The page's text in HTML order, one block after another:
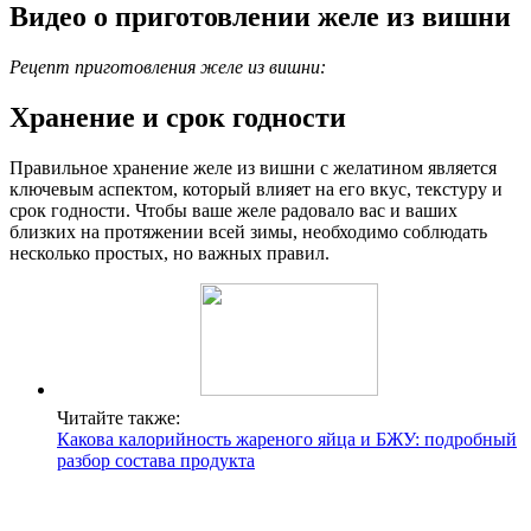
Видео о приготовлении желе из вишни
Рецепт приготовления желе из вишни:
Хранение и срок годности
Правильное хранение желе из вишни с желатином является
ключевым аспектом, который влияет на его вкус, текстуру и
срок годности. Чтобы ваше желе радовало вас и ваших
близких на протяжении всей зимы, необходимо соблюдать
несколько простых, но важных правил.
Читайте также:
Какова калорийность жареного яйца и БЖУ: подробный
разбор состава продукта